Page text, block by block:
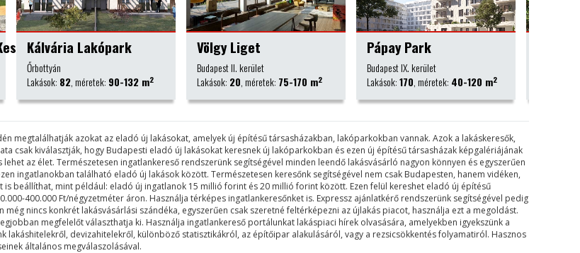
Völgy Liget
Budapest II. kerület
Lakások:20, méretek:75-170 m2
Pápay Park
Budapest IX. kerület
Lakások:170, méretek:40-120 m
Kassák Lajos
Budapest XIII. kerület
Lakások:27, méretek: 31-73 m 2
megtalálhatják azokat az eladó új lakásokat, amelyek új építésű társasházakban, lakóparkokban vannak. Azok a lakáskeresők,
csak kiválasztják, hogy Budapesti eladó új lakásokat keresnek új lakóparkokban és ezen új építésű társasházak képgalériájának
az élet. Természetesen ingatlankereső rendszerünk segítségével minden leendő lakásvásárló nagyon könnyen és egyszerűen
ingatlanokban található eladó új lakások között. Természetesen keresőnk segítségével nem csak Budapesten, hanem vidéken,
beállíthat, mint például: eladó új ingatlanok 15 millió forint és 20 millió forint között. Ezen felül kereshet eladó új építésű
400.000 Ft/négyzetméter áron. Használja térképes ingatlankeresőnket is. Expressz ajánlatkérő rendszerünk segítségével pedig
nincs konkrét lakásvásárlási szándéka, egyszerűen csak szeretné feltérképezni az újlakás piacot, használja ezt a megoldást.
megfelelőt választhatja ki. Használja ingatlankereső portálunkat lakáspiaci hírek olvasására, amelyekben igyekszünk a
devizahitelekről, különböző statisztikákról, az építőipar alakulásáról, vagy a rezsicsökkentés folyamatiról. Hasznos
általános megválaszolásával.